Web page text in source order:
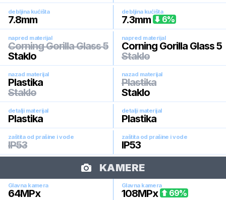
debljina kućišta
7.8mm
debljina kućišta
7.3mm 6%
napred materijal
Corning Gorilla Glass 5
Staklo
napred materijal
Corning Gorilla Glass 5
Staklo
nazad materijal
Plastika
Staklo
nazad materijal
Plastika
Staklo
detalji materijal
Plastika
detalji materijal
Plastika
zaštita od prašine i vode
IP53
zaštita od prašine i vode
IP53
KAMERE
Glavna kamera
64MPx
Glavna kamera
108MPx 69%